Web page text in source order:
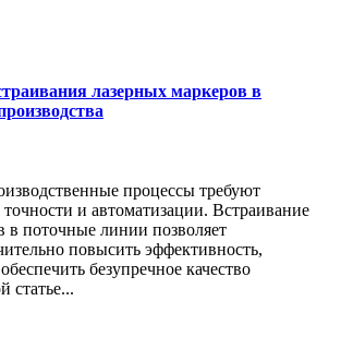
лазерных маркеров в
процессы требуют
и автоматизации. Встраивание
в поточные линии позволяет
повысить эффективность,
безупречное качество
статье...